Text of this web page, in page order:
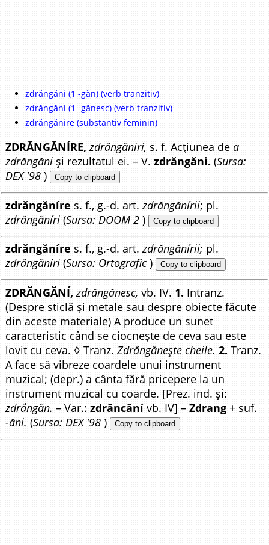
zdrăngăni (1 -găn) (verb tranzitiv)
zdrăngăni (1 -gănesc) (verb tranzitiv)
zdrăngănire (substantiv feminin)
ZDRĂNGĂNÍRE, zdrăngăniri, s. f. Acțiunea dea
zdrăngăni și rezultatul ei. – V.zdrăngăni. (Sursa:
DEX '98 ) Copy to clipboard
zdrăngăníre s. f., g.-d. art.zdrăngănírii; pl.
zdrăngăníri (Sursa: DOOM 2 ) Copy to clipboard
zdrăngăníre s. f., g.-d. art.zdrăngănírii; pl.
zdrăngăníri (Sursa: Ortografic ) Copy to clipboard
ZDRĂNGĂNÍ, zdrăngănesc, vb. IV. 1. Intranz.
(Despre sticlă și metale sau despre obiecte făcute
din aceste materiale) A produce un sunet
caracteristic când se ciocnește de ceva sau este
lovit cu ceva. ◊ Tranz.Zdrăngănește cheile. 2. Tranz.
A face să vibreze coardele unui instrument
muzical; (depr.) a cânta fără pricepere la un
instrument muzical cu coarde. [Prez. ind. și:
zdrắngăn. – Var.:zdrăncănívb. IV] –Zdrang + suf.
-ăni. (Sursa: DEX '98 ) Copy to clipboard